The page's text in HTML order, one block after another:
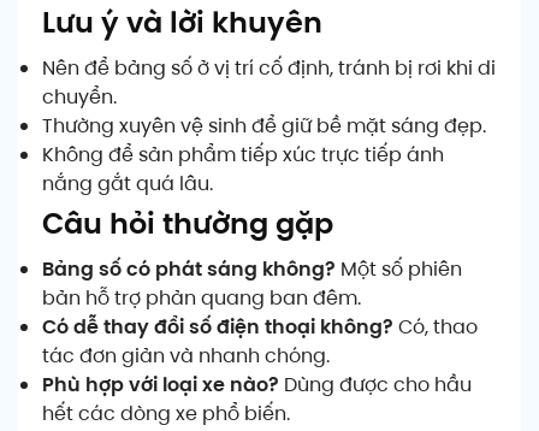
Lưu ý và lời khuyên
Nên để bảng số ở vị trí cố định, tránh bị rơi khi di
chuyển.
Thường xuyên vệ sinh để giữ bề mặt sáng đẹp.
Không để sản phẩm tiếp xúc trực tiếp ánh
nắng gắt quá lâu.
Câu hỏi thường gặp
Bảng số có phát sáng không? Một số phiên
bản hỗ trợ phản quang ban đêm.
Có dễ thay đổi số điện thoại không? Có, thao
tác đơn giản và nhanh chóng.
Phù hợp với loại xe nào? Dùng được cho hầu
hết các dòng xe phổ biến.